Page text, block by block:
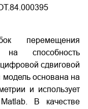
перемещения
на способность
сдвиговой
модель основана на
и использует
В качестве